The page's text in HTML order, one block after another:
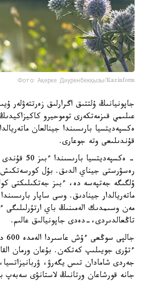
Фото: Ақерке Дәуренбекқызы/Kazinform
عىلىمي قىزمەتكەرى توموحيرو
ەكسپەديتسيا بارىسىندا جينالعان
قۇندىلىعى وتە جوعارى.
- ەكسپەديتسيا
ۇلگىگە جەتپەسە دە، ءبىز جەتكىلىكتى
ماتەريالدار جينادىق. وسى ساپار
مەن وسىمدىك الەمىنىڭ باي ارتۇرلىلىگى
تاڭعالدىردى،-دەدى جاپونيالىق عالىم.
ءتۇرى جويىلىپ كەتكەن. بۇعان ورمان
جەردى شامادان تىس يگەرۋ،
جانە قورشاعان ورتانىڭ لاستانۋى سەبەپ